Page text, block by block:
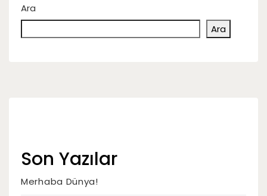
Ara
Ara
Son Yazılar
Merhaba Dünya!